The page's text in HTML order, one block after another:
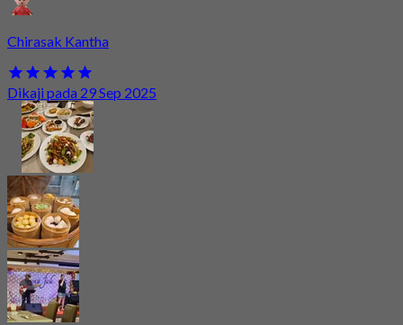
Chirasak Kantha
Dikaji pada 29 Sep 2025